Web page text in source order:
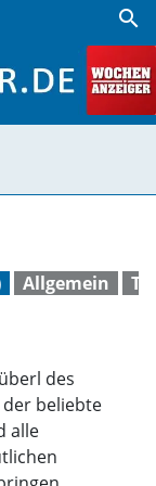
search
Allgemein
des
der beliebte
alle